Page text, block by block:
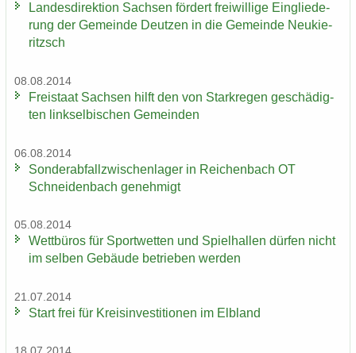
Lan­des­di­rek­ti­on Sach­sen för­dert frei­wil­li­ge Ein­glie­de­
rung der Ge­mein­de Deut­zen in die Ge­mein­de Neu­kie­
ritzsch
08.08.2014
Frei­staat Sach­sen hilft den von Stark­re­gen ge­schä­dig­
ten linksel­bi­schen Ge­mein­den
06.08.2014
Son­der­ab­fall­zwi­schen­la­ger in Rei­chen­bach OT
Schnei­den­bach ge­neh­migt
05.08.2014
Wett­bü­ros für Sport­wet­ten und Spiel­hal­len dür­fen nicht
im sel­ben Ge­bäu­de be­trie­ben wer­den
21.07.2014
Start frei für Kreis­in­ves­ti­tio­nen im Elb­land